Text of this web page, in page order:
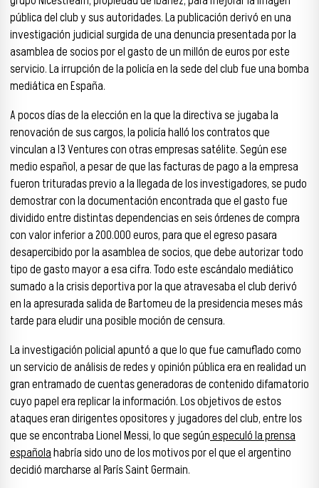
pública del club y sus autoridades. La publicación derivó en una
investigación judicial surgida de una denuncia presentada por la
asamblea de socios por el gasto de un millón de euros por este
servicio. La irrupción de la policía en la sede del club fue una bomba
mediática en España.
A pocos días de la elección en la que la directiva se jugaba la
renovación de sus cargos, la policía halló los contratos que
vinculan a I3 Ventures con otras empresas satélite. Según ese
medio español, a pesar de que las facturas de pago a la empresa
fueron trituradas previo a la llegada de los investigadores, se pudo
demostrar con la documentación encontrada que el gasto fue
dividido entre distintas dependencias en seis órdenes de compra
con valor inferior a 200.000 euros, para que el egreso pasara
desapercibido por la asamblea de socios, que debe autorizar todo
tipo de gasto mayor a esa cifra. Todo este escándalo mediático
sumado a la crisis deportiva por la que atravesaba el club derivó
en la apresurada salida de Bartomeu de la presidencia meses más
tarde para eludir una posible moción de censura.
La investigación policial apuntó a que lo que fue camuflado como
un servicio de análisis de redes y opinión pública era en realidad un
gran entramado de cuentas generadoras de contenido difamatorio
cuyo papel era replicar la información. Los objetivos de estos
ataques eran dirigentes opositores y jugadores del club, entre los
que se encontraba Lionel Messi, lo que segúnespeculó la prensa
españolahabría sido uno de los motivos por el que el argentino
decidió marcharse al París Saint Germain.